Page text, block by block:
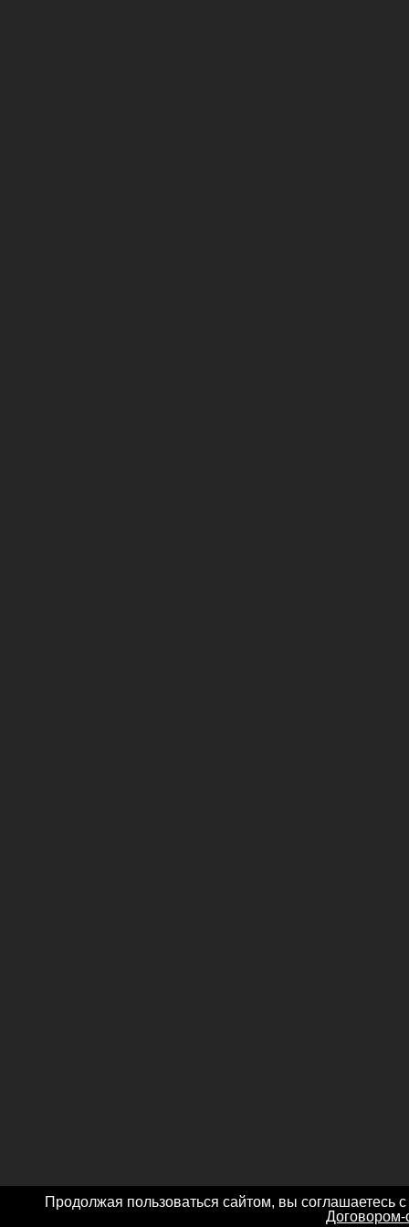
Продолжая пользоваться сайтом, вы соглашаетесь